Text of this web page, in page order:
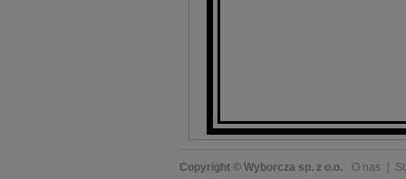
Copyright © Wyborcza sp. z o.o. O nas